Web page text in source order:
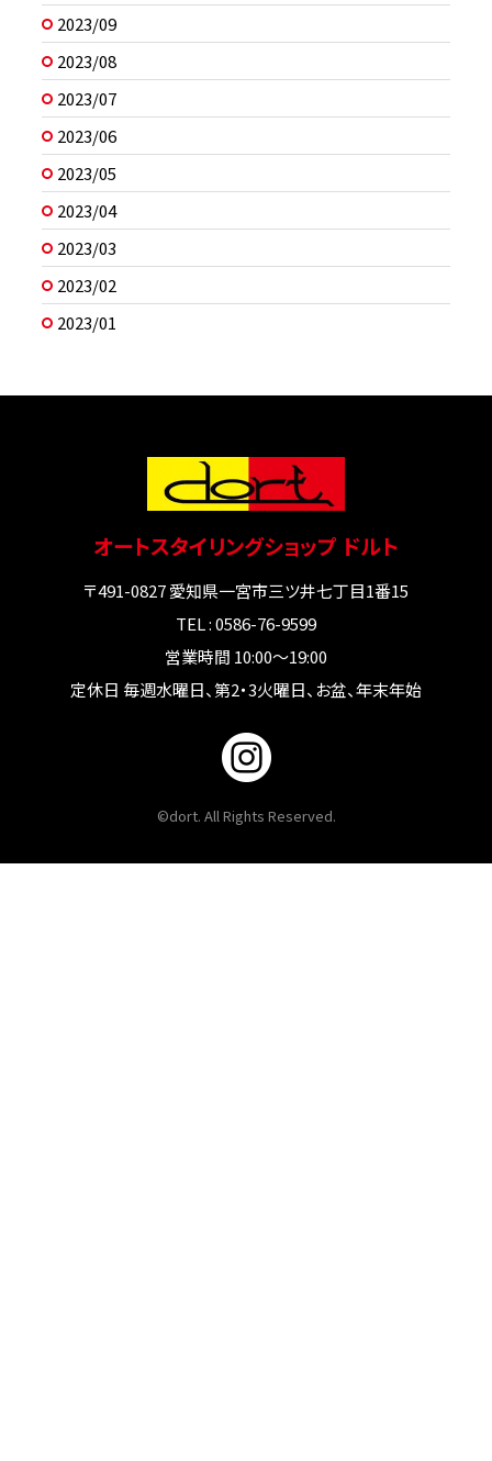
2023/09
2023/08
2023/07
2023/06
2023/05
2023/04
2023/03
2023/02
2023/01
オートスタイリングショップ ドルト
〒491-0827 愛知県一宮市三ツ井七丁目1番15
TEL : 0586-76-9599
営業時間 10:00～19:00
定休日 毎週水曜日、第2・3火曜日、お盆、年末年始
©dort. All Rights Reserved.